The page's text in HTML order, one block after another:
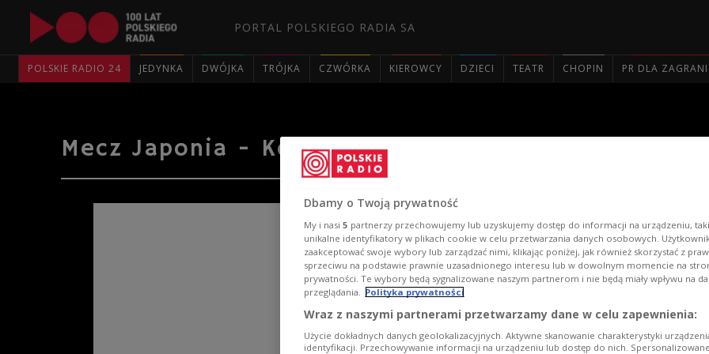
PORTAL POLSKIEGO RADIA SA
POLSKIE RADIO 24 JEDYNKA DWÓJKA TRÓJKA CZWÓRKA KIEROWCY DZIECI TEATR CHOPIN PR DLA
Mecz Japonia - Kolumbia
Dbamy o Twoją prywatność
My i nasi 5 partnerzy przechowujemy lub uzyskujemy dostęp do informacji na urządzeniu,
unikalne identyfikatory w plikach cookie w celu przetwarzania danych osobowych.
zaakceptować swoje wybory lub zarządzać nimi, klikając poniżej, jak również skorzystać z
sprzeciwu na podstawie prawnie uzasadnionego interesu lub w dowolnym momencie na
prywatności. Te wybory będą sygnalizowane naszym partnerom i nie będą miały wpływu na
przeglądania. Polityka prywatności
Wraz z naszymi partnerami przetwarzamy dane w celu zapewnienia:
Użycie dokładnych danych geolokalizacyjnych. Aktywne skanowanie charakterystyki
identyfikacji. Przechowywanie informacji na urządzeniu lub dostęp do nich.